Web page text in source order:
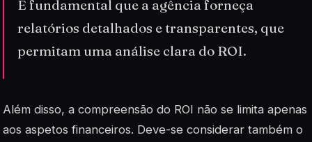
É fundamental que a agência forneça
relatórios detalhados e transparentes, que
permitam uma análise clara do ROI.
Além disso, a compreensão do ROI não se limita apenas
aos aspetos financeiros. Deve-se considerar também o